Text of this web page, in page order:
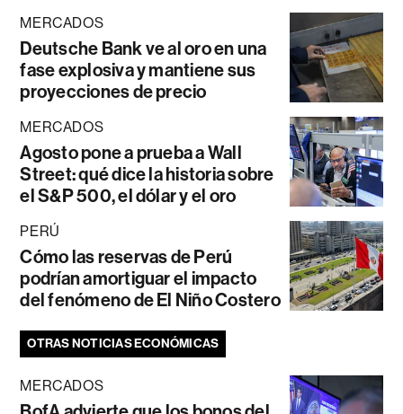
MERCADOS
Deutsche Bank ve al oro en una
fase explosiva y mantiene sus
proyecciones de precio
MERCADOS
Agosto pone a prueba a Wall
Street: qué dice la historia sobre
el S&P 500, el dólar y el oro
PERÚ
Cómo las reservas de Perú
podrían amortiguar el impacto
del fenómeno de El Niño Costero
OTRAS NOTICIAS ECONÓMICAS
MERCADOS